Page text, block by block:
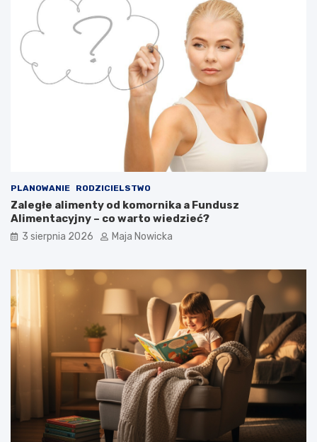
PLANOWANIE RODZICIELSTWO
Zaległe alimenty od komornika a Fundusz
Alimentacyjny – co warto wiedzieć?
3 sierpnia 2026 Maja Nowicka